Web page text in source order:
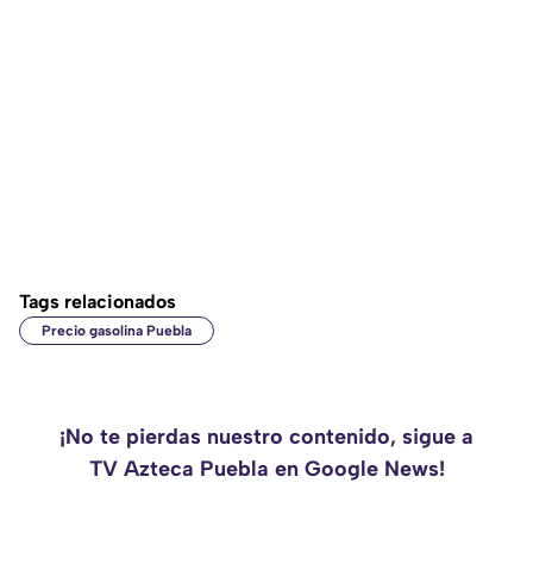
Tags relacionados
Precio gasolina Puebla
¡No te pierdas nuestro contenido, sigue a
TV Azteca Puebla en Google News!